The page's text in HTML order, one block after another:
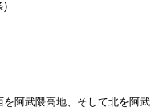
)
阿武隈高地、そして北を阿武